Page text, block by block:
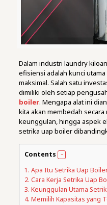
Dalam industri laundry
efisiensi adalah kunci
maksimal. Salah satu
dimiliki oleh setiap
boiler. Mengapa alat ini
kita akan membedah secara
keunggulan, hingga aspek
setrika uap boiler
Contents
1. Apa Itu Setrika Uap
2. Cara Kerja Setrika Uap
3. Keunggulan Utama
4. Memilih Kapasitas yang